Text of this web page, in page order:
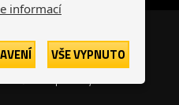
Slovensko
-
Všechna práva vyhrazena
informací
VŠE VYPNUTO